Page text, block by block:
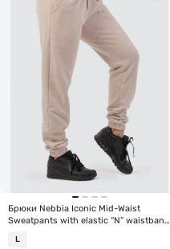
Брюки Nebbia Iconic Mid-Waist
Sweatpants with elastic “N” waistband
L